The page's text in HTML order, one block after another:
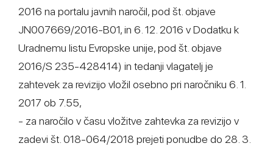
2016 na portalu javnih naročil, pod št. objave
JN007669/2016-B01, in 6. 12. 2016 v Dodatku k
Uradnemu listu Evropske unije, pod št. objave
2016/S 235-428414) in tedanji vlagatelj je
zahtevek za revizijo vložil osebno pri naročniku 6. 1.
2017 ob 7.55,
- za naročilo v času vložitve zahtevka za revizijo v
zadevi št. 018-064/2018 prejeti ponudbe do 28. 3.